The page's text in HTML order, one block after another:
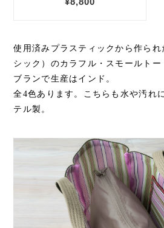
使用済みプラスティックから作ら
シック）のカラフル・スモールト
ブランで生産はインド。
全4色あります。こちらも水や汚れ
テル製。